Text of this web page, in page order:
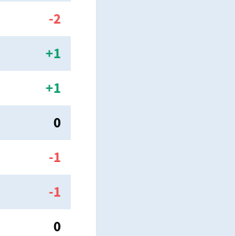
-2
+1
+1
0
-1
-1
0